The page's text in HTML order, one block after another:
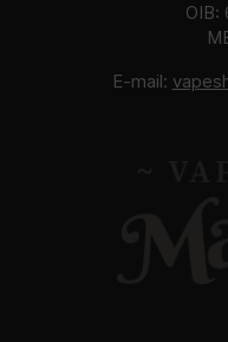
E-mail: